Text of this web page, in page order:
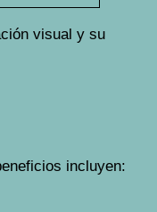
visual y su
incluyen: